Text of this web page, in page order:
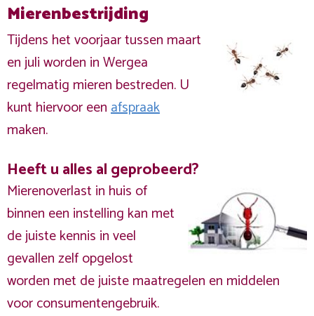
Mierenbestrijding
Tijdens het voorjaar tussen maart
en juli worden in Wergea
regelmatig mieren bestreden. U
kunt hiervoor eenafspraak
maken.
Heeft u alles al geprobeerd?
Mierenoverlast in huis of
binnen een instelling kan met
de juiste kennis in veel
gevallen zelf opgelost
worden met de juiste maatregelen en middelen
voor consumentengebruik.